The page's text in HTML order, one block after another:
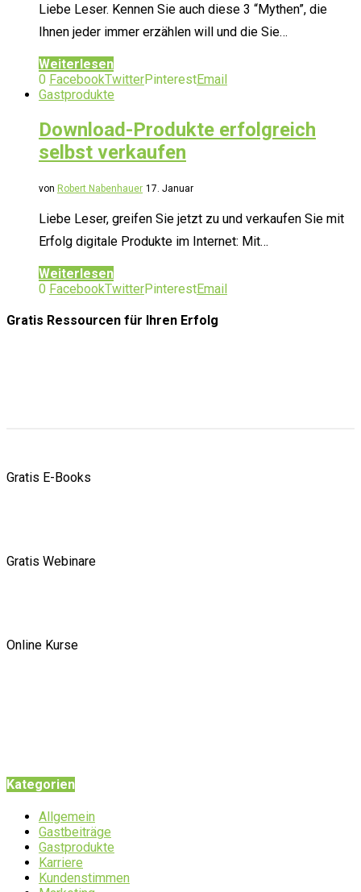
Liebe Leser. Kennen Sie auch diese 3 “Mythen”, die
Ihnen jeder immer erzählen will und die Sie…
Weiterlesen
0 FacebookTwitterPinterestEmail
Gastprodukte
Download-Produkte erfolgreich
selbst verkaufen
von Robert Nabenhauer 17. Januar
Liebe Leser, greifen Sie jetzt zu und verkaufen Sie mit
Erfolg digitale Produkte im Internet: Mit…
Weiterlesen
0 FacebookTwitterPinterestEmail
Gratis Ressourcen für Ihren Erfolg
Gratis E-Books
Gratis Webinare
Online Kurse
Kategorien
Allgemein
Gastbeiträge
Gastprodukte
Karriere
Kundenstimmen